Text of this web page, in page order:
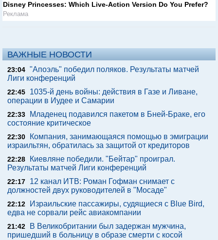
Disney Princesses: Which Live-Action Version Do You Prefer?
Реклама
ВАЖНЫЕ НОВОСТИ
23:04 "Апоэль" победил поляков. Результаты матчей
Лиги конференций
22:45
1035-й день войны: действия в Газе и Ливане,
операции в Иудее и Самарии
22:33
Младенец подавился пакетом в Бней-Браке, его
состояние критическое
22:30
Компания, занимающаяся помощью в эмиграции
израильтян, обратилась за защитой от кредиторов
22:28
Киевляне победили. "Бейтар" проиграл.
Результаты матчей Лиги конференций
22:17
12 канал ИТВ: Роман Гофман снимает с
должностей двух руководителей в "Мосаде"
22:12
Израильские пассажиры, судящиеся с Blue Bird,
едва не сорвали рейс авиакомпании
21:42
В Великобритании был задержан мужчина,
пришедший в больницу в образе смерти с косой